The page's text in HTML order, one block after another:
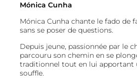
Mónica Cunha
Mónica Cunha chante le fado de
sans se poser de questions.
Depuis jeune, passionnée par le
parcouru son chemin en se
traditionnel tout en lui apportant
souffle.